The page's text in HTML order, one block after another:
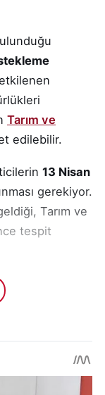
Tarım ve
edilebilir.
13 Nisan
gerekiyor.
Tarım ve
tespit
alınacak.